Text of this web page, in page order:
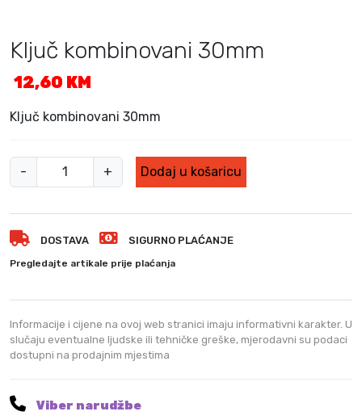
Ključ kombinovani 30mm
12,60 KM
Ključ kombinovani 30mm
-
l
č
k
m
b
i
n
o
v
+ Dodaj u košaricu
DOSTAVA SIGURNO PLAĆANJE
Pregledajte artikale prije plaćanja
Informacije i cijene na ovoj web stranici imaju informativni karakter. U
slučaju eventualne ljudske ili tehničke greške, mjerodavni su podaci
dostupni na prodajnim mjestima
Viber narudžbe